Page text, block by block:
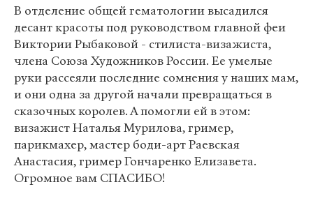
В отделение общей гематологии высадился
десант красоты под руководством главной феи
Виктории Рыбаковой - стилиста-визажиста,
члена Союза Художников России. Ее умелые
руки рассеяли последние сомнения у наших мам,
и они одна за другой начали превращаться в
сказочных королев. А помогли ей в этом:
визажист Наталья Мурилова, гример,
парикмахер, мастер боди-арт Раевская
Анастасия, гример Гончаренко Елизавета.
Огромное вам СПАСИБО!